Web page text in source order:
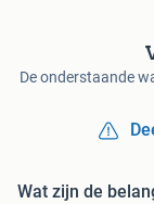
De onderstaande
Wat zijn de